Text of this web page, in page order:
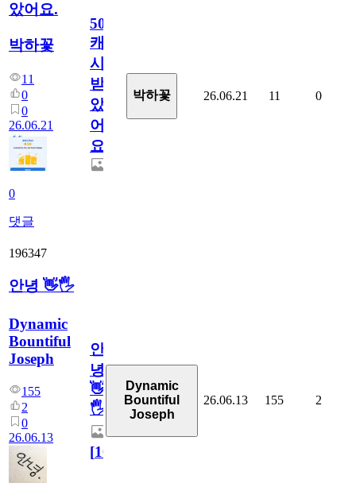
았어요.
박하꽃
11
0
0
26.06.21
0
댓글
50
캐
시
받
았
어
요.
박하꽃 26.06.21 11 0
196347
안녕 👋🖐
Dynamic
Bountiful
Joseph
155
2
0
26.06.13
안
녕
👋
🖐
[10
Dynamic
Bountiful
Joseph
26.06.13 155 2